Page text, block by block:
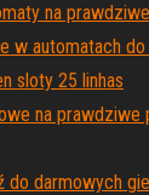
na
w automatach
sloty 25 linhas
na prawdziwe
do darmowych